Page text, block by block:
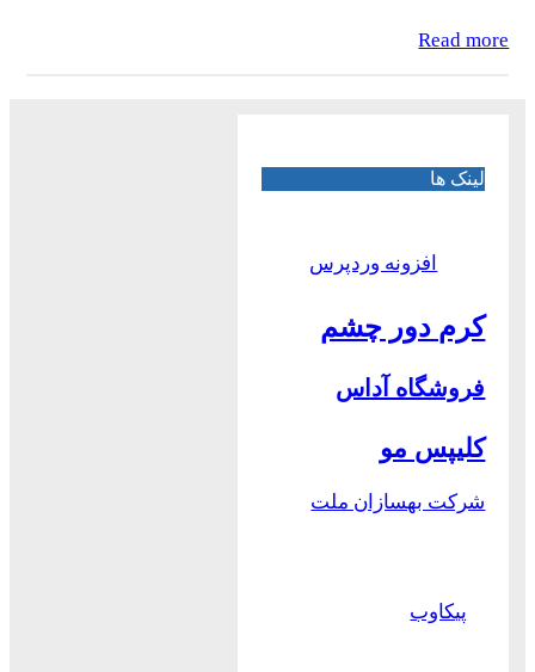
Read more
لینک ها
افزونه وردپرس
کرم دور چشم
فروشگاه آداس
کلیپس مو
شرکت بهسازان ملت
پیکاوب